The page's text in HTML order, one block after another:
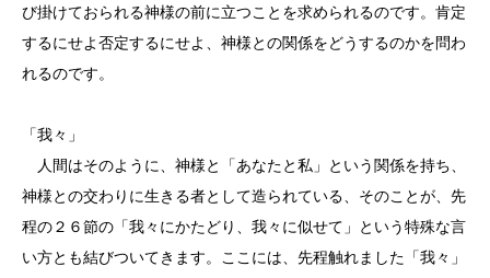
び掛けておられる神様の前に立つことを求められるのです。肯定
するにせよ否定するにせよ、神様との関係をどうするのかを問わ
れるのです。
「我々」
人間はそのように、神様と「あなたと私」という関係を持ち、
神様との交わりに生きる者として造られている、そのことが、先
程の２６節の「我々にかたどり、我々に似せて」という特殊な言
い方とも結びついてきます。ここには、先程触れました「我々」